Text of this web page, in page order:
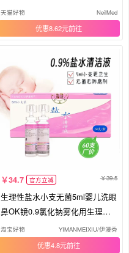
天猫好物 NeilMed
优惠8.62元
34.7 官方立减 39.5
生理性盐水小支无菌5ml婴儿洗眼
鼻OK镜0.9氯化钠雾化用生理海
盐水
淘宝好物 YIMANMEIXIU/伊漫秀
优惠4.8元